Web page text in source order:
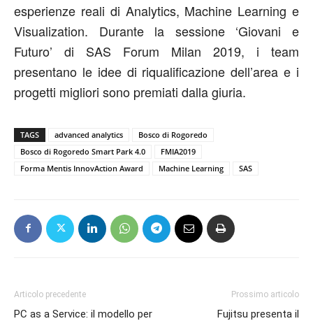
esperienze reali di Analytics, Machine Learning e
Visualization. Durante la sessione ‘Giovani e
Futuro’ di SAS Forum Milan 2019, i team
presentano le idee di riqualificazione dell’area e i
progetti migliori sono premiati dalla giuria.
TAGS advanced analytics
Bosco di Rogoredo
Bosco di Rogoredo Smart Park 4.0
FMIA2019
Forma Mentis InnovAction Award
Machine Learning SAS
Articolo precedente
PC as a Service: il modello per
Prossimo articolo
Fujitsu presenta il